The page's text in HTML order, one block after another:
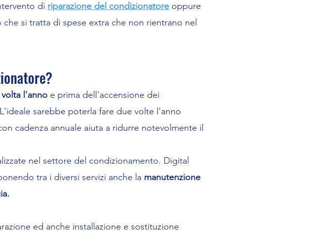
di riparazione del condizionatore oppure
che si tratta di spese extra che non rientrano nel
l'anno e prima dell'accensione dei
sarebbe poterla fare due volte l'anno
cadenza annuale aiuta a ridurre notevolmente il
nel settore del condizionamento. Digital
tra i diversi servizi anche la manutenzione
ed anche installazione e sostituzione